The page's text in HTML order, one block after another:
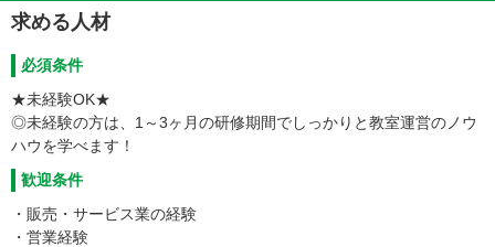
求める人材
必須条件
★未経験OK★
◎未経験の方は、1～3ヶ月の研修期間でしっかりと教室運営のノウ
ハウを学べます！
歓迎条件
・販売・サービス業の経験
・営業経験